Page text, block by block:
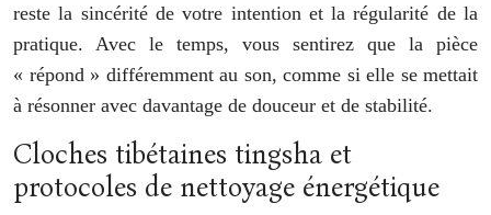
reste la sincérité de votre intention et la régularité de la
pratique. Avec le temps, vous sentirez que la pièce
« répond » différemment au son, comme si elle se mettait
à résonner avec davantage de douceur et de stabilité.
Cloches tibétaines tingsha et
protocoles de nettoyage énergétique